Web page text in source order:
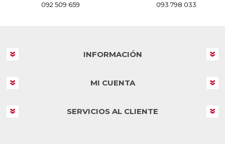
092 509 659
093 798 033
INFORMACIÓN
MI CUENTA
SERVICIOS AL CLIENTE